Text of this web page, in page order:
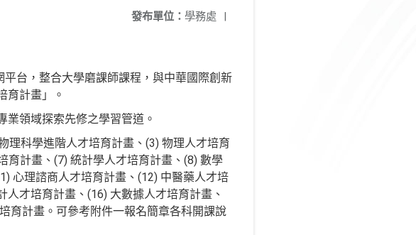
發布單位： 學務處 |
台，整合大學磨課師課程，與中華國際創新
育計畫」。
領域探索先修之學習管道。
理科學進階人才培育計畫、(3) 物理人才培育
育計畫、(7) 統計學人才培育計畫、(8) 數學
心理諮商人才培育計畫、(12) 中醫藥人才培
才培育計畫、(16) 大數據人才培育計畫、
育計畫。可參考附件一報名簡章各科開課說